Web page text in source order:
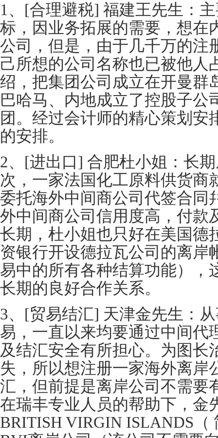
1、[合理避税] 福建王先生：
标，因业务拓展的需要，想在
公司，但是，由于几千万的注
己所想的公司名称也已被他人
绍，把集团公司成立在开曼群
巴哈马、内地成立了控股子公
团。经过会计师的精心策划安
的安排。
2、[进出口] 合肥杜小姐：长
次，一家法国化工原料供货商
委托海外中间商公司代签合同
外中间商公司信用度高，付款
长期，杜小姐也只好在美国德
资银行开设德拉瓦公司的离岸
易中的所有各种结算功能），
长期的良好合作关系。
3、[贸易结汇] 天津金先生：
易，一直以来均要通过中间代
及结汇安全有所担心。为图长
失，所以想注册一家海外离岸
汇，但前提是离岸公司不需要
在瑞丰专业人员的帮助下，金
BRITISH VIRGIN ISLANDS